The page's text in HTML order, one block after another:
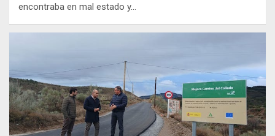
encontraba en mal estado y…